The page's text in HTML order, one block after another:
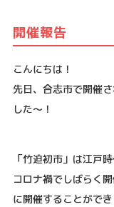
開催報告
こんにちは！
先日、合志市で開催
した〜！
「竹迫初市」は江戸
コロナ禍でしばらく
に開催することができ